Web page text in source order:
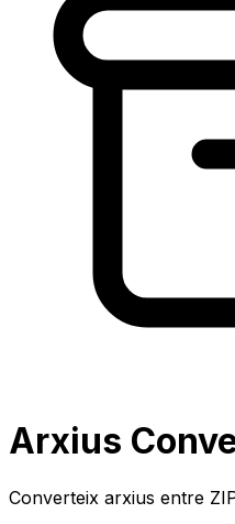
Arxius
Converteix arxius entre